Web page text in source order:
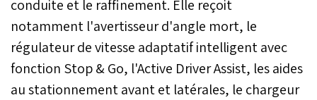
conduite et le raffinement. Elle reçoit
notamment l'avertisseur d'angle mort, le
régulateur de vitesse adaptatif intelligent avec
fonction Stop & Go, l'Active Driver Assist, les aides
au stationnement avant et latérales, le chargeur